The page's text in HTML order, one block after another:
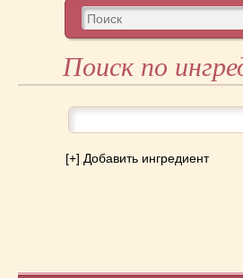
Поиск по
[+] Добавить ингредиент